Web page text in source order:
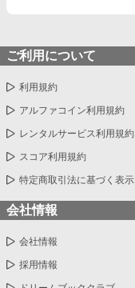
ご利用について
利用規約
アルファコイン利用規約
レンタルサービス利用規約
スコア利用規約
特定商取引法に基づく表示
会社情報
会社情報
採用情報